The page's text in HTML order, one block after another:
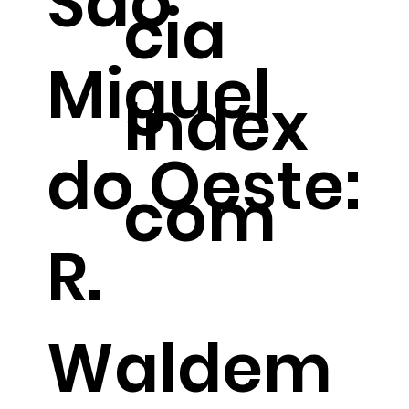
cia
Index
com
Miguel
do Oeste:
R.
Waldem